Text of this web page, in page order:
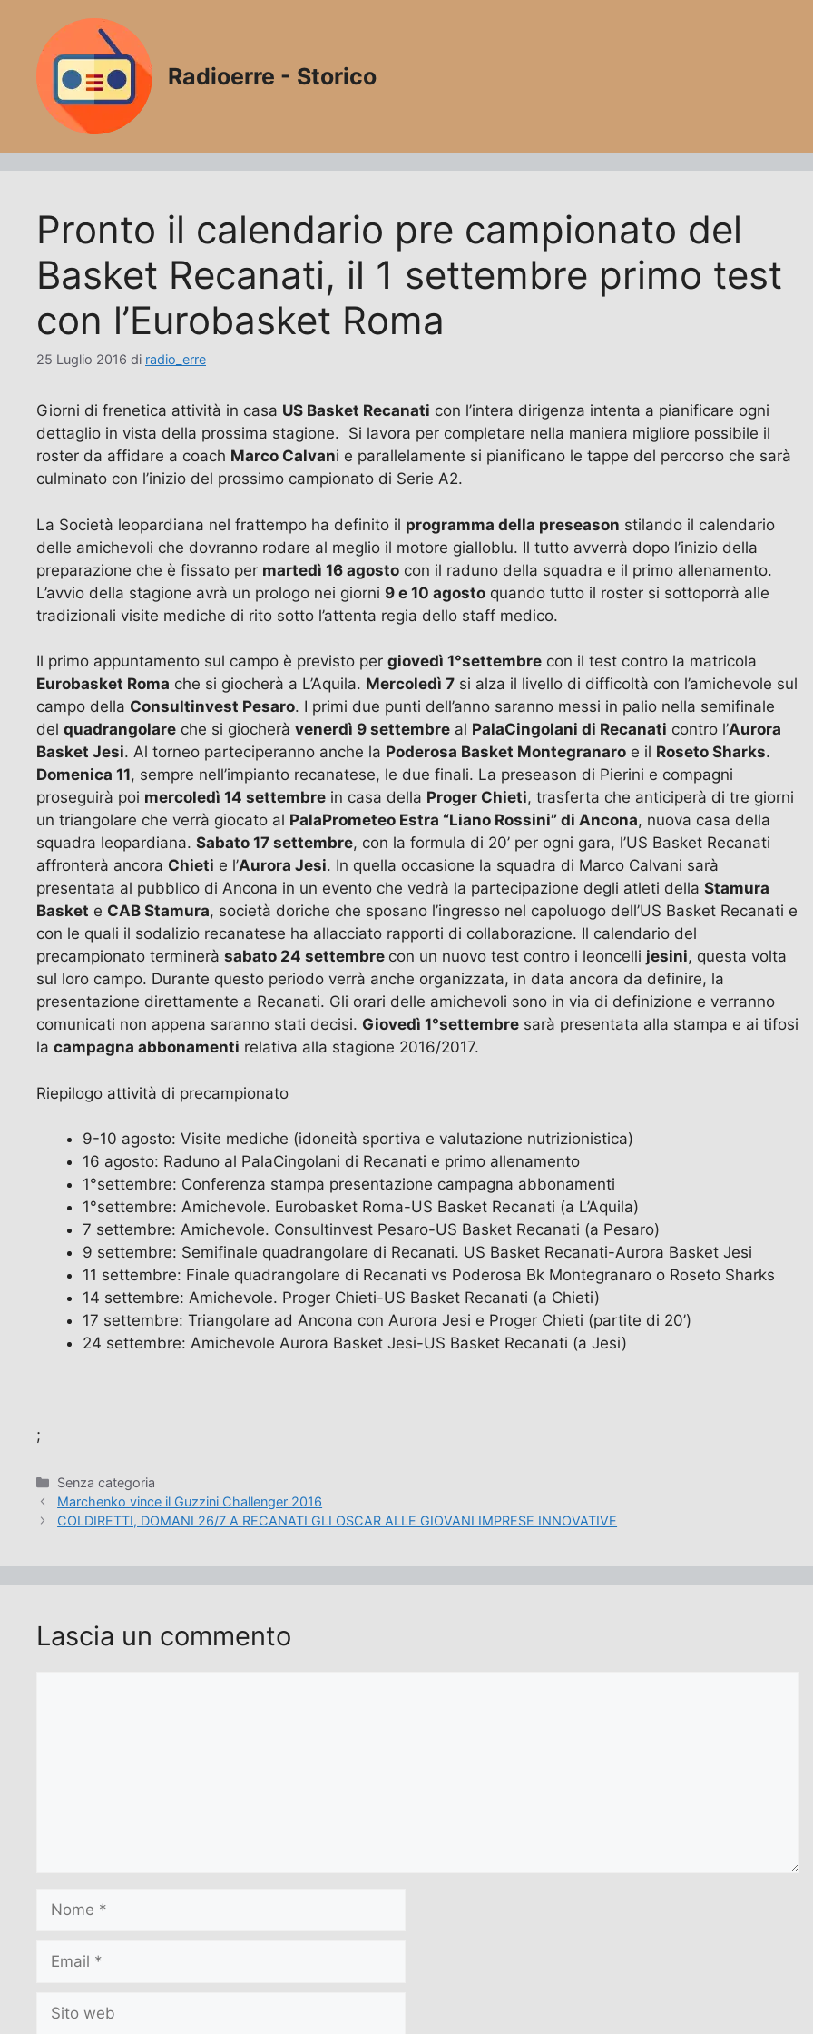
contenuto
Radioerre - Storico
Pronto il calendario pre campionato del
Basket Recanati, il 1 settembre primo test
con l’Eurobasket Roma
25 Luglio 2016 di radio_erre
Giorni di frenetica attività in casa US Basket Recanati con l’intera dirigenza intenta a pianificare ogni
dettaglio in vista della prossima stagione. Si lavora per completare nella maniera migliore possibile il
roster da affidare a coach Marco Calvani e parallelamente si pianificano le tappe del percorso che sarà
culminato con l’inizio del prossimo campionato di Serie A2.
La Società leopardiana nel frattempo ha definito il programma della preseason stilando il calendario
delle amichevoli che dovranno rodare al meglio il motore gialloblu. Il tutto avverrà dopo l’inizio della
preparazione che è fissato per martedì 16 agosto con il raduno della squadra e il primo allenamento.
L’avvio della stagione avrà un prologo nei giorni 9 e 10 agosto quando tutto il roster si sottoporrà alle
tradizionali visite mediche di rito sotto l’attenta regia dello staff medico.
Il primo appuntamento sul campo è previsto per giovedì 1°settembre con il test contro la matricola
Eurobasket Roma che si giocherà a L’Aquila. Mercoledì 7 si alza il livello di difficoltà con l’amichevole sul
campo della Consultinvest Pesaro. I primi due punti dell’anno saranno messi in palio nella semifinale
del quadrangolare che si giocherà venerdì 9 settembre al PalaCingolani di Recanati contro l’Aurora
Basket Jesi. Al torneo parteciperanno anche la Poderosa Basket Montegranaro e il Roseto Sharks.
Domenica 11, sempre nell’impianto recanatese, le due finali. La preseason di Pierini e compagni
proseguirà poi mercoledì 14 settembre in casa della Proger Chieti, trasferta che anticiperà di tre giorni
un triangolare che verrà giocato al PalaPrometeo Estra “Liano Rossini” di Ancona, nuova casa della
squadra leopardiana. Sabato 17 settembre, con la formula di 20’ per ogni gara, l’US Basket Recanati
affronterà ancora Chieti e l’Aurora Jesi. In quella occasione la squadra di Marco Calvani sarà
presentata al pubblico di Ancona in un evento che vedrà la partecipazione degli atleti della Stamura
Basket e CAB Stamura, società doriche che sposano l’ingresso nel capoluogo dell’US Basket Recanati e
con le quali il sodalizio recanatese ha allacciato rapporti di collaborazione. Il calendario del
precampionato terminerà sabato 24 settembre con un nuovo test contro i leoncelli jesini, questa volta
sul loro campo. Durante questo periodo verrà anche organizzata, in data ancora da definire, la
presentazione direttamente a Recanati. Gli orari delle amichevoli sono in via di definizione e verranno
comunicati non appena saranno stati decisi. Giovedì 1°settembre sarà presentata alla stampa e ai tifosi
la campagna abbonamenti relativa alla stagione 2016/2017.
Riepilogo attività di precampionato
9-10 agosto: Visite mediche (idoneità sportiva e valutazione nutrizionistica)
16 agosto: Raduno al PalaCingolani di Recanati e primo allenamento
1°settembre: Conferenza stampa presentazione campagna abbonamenti
1°settembre: Amichevole. Eurobasket Roma-US Basket Recanati (a L’Aquila)
7 settembre: Amichevole. Consultinvest Pesaro-US Basket Recanati (a Pesaro)
9 settembre: Semifinale quadrangolare di Recanati. US Basket Recanati-Aurora Basket Jesi
11 settembre: Finale quadrangolare di Recanati vs Poderosa Bk Montegranaro o Roseto Sharks
14 settembre: Amichevole. Proger Chieti-US Basket Recanati (a Chieti)
17 settembre: Triangolare ad Ancona con Aurora Jesi e Proger Chieti (partite di 20’)
24 settembre: Amichevole Aurora Basket Jesi-US Basket Recanati (a Jesi)
;
Categorie
Senza categoria
Marchenko vince il Guzzini Challenger 2016
COLDIRETTI, DOMANI 26/7 A RECANATI GLI OSCAR ALLE GIOVANI IMPRESE INNOVATIVE
Lascia un commento
Nome
Email
Sito
web